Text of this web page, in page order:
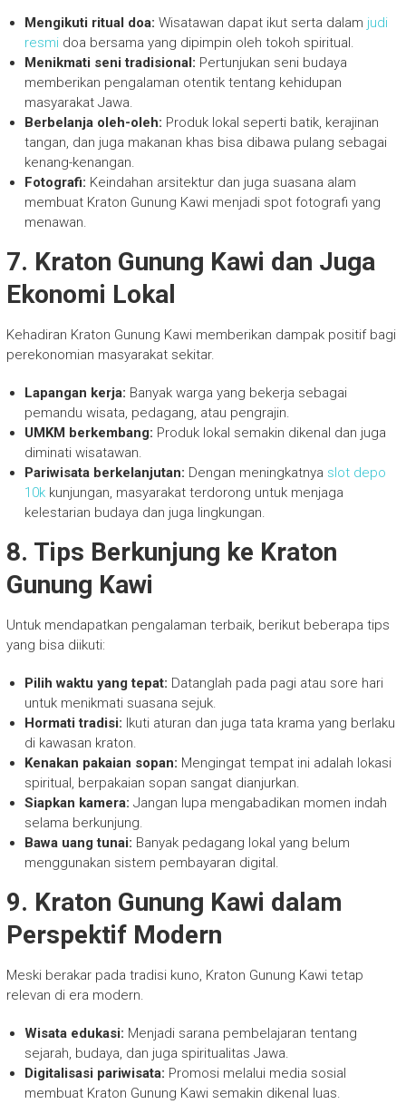
Mengikuti ritual doa: Wisatawan dapat ikut serta dalam judi
resmidoa bersama yang dipimpin oleh tokoh spiritual.
Menikmati seni tradisional: Pertunjukan seni budaya
memberikan pengalaman otentik tentang kehidupan
masyarakat Jawa.
Berbelanja oleh-oleh: Produk lokal seperti batik, kerajinan
tangan, dan juga makanan khas bisa dibawa pulang sebagai
kenang-kenangan.
Fotografi: Keindahan arsitektur dan juga suasana alam
membuat Kraton Gunung Kawi menjadi spot fotografi yang
menawan.
7. Kraton Gunung Kawi dan Juga
Ekonomi Lokal
Kehadiran Kraton Gunung Kawi memberikan dampak positif bagi
perekonomian masyarakat sekitar.
Lapangan kerja: Banyak warga yang bekerja sebagai
pemandu wisata, pedagang, atau pengrajin.
UMKM berkembang: Produk lokal semakin dikenal dan juga
diminati wisatawan.
Pariwisata berkelanjutan: Dengan meningkatnya slot depo
10kkunjungan, masyarakat terdorong untuk menjaga
kelestarian budaya dan juga lingkungan.
8. Tips Berkunjung ke Kraton
Gunung Kawi
Untuk mendapatkan pengalaman terbaik, berikut beberapa tips
yang bisa diikuti:
Pilih waktu yang tepat: Datanglah pada pagi atau sore hari
untuk menikmati suasana sejuk.
Hormati tradisi: Ikuti aturan dan juga tata krama yang berlaku
di kawasan kraton.
Kenakan pakaian sopan: Mengingat tempat ini adalah lokasi
spiritual, berpakaian sopan sangat dianjurkan.
Siapkan kamera: Jangan lupa mengabadikan momen indah
selama berkunjung.
Bawa uang tunai: Banyak pedagang lokal yang belum
menggunakan sistem pembayaran digital.
9. Kraton Gunung Kawi dalam
Perspektif Modern
Meski berakar pada tradisi kuno, Kraton Gunung Kawi tetap
relevan di era modern.
Wisata edukasi: Menjadi sarana pembelajaran tentang
sejarah, budaya, dan juga spiritualitas Jawa.
Digitalisasi pariwisata: Promosi melalui media sosial
membuat Kraton Gunung Kawi semakin dikenal luas.